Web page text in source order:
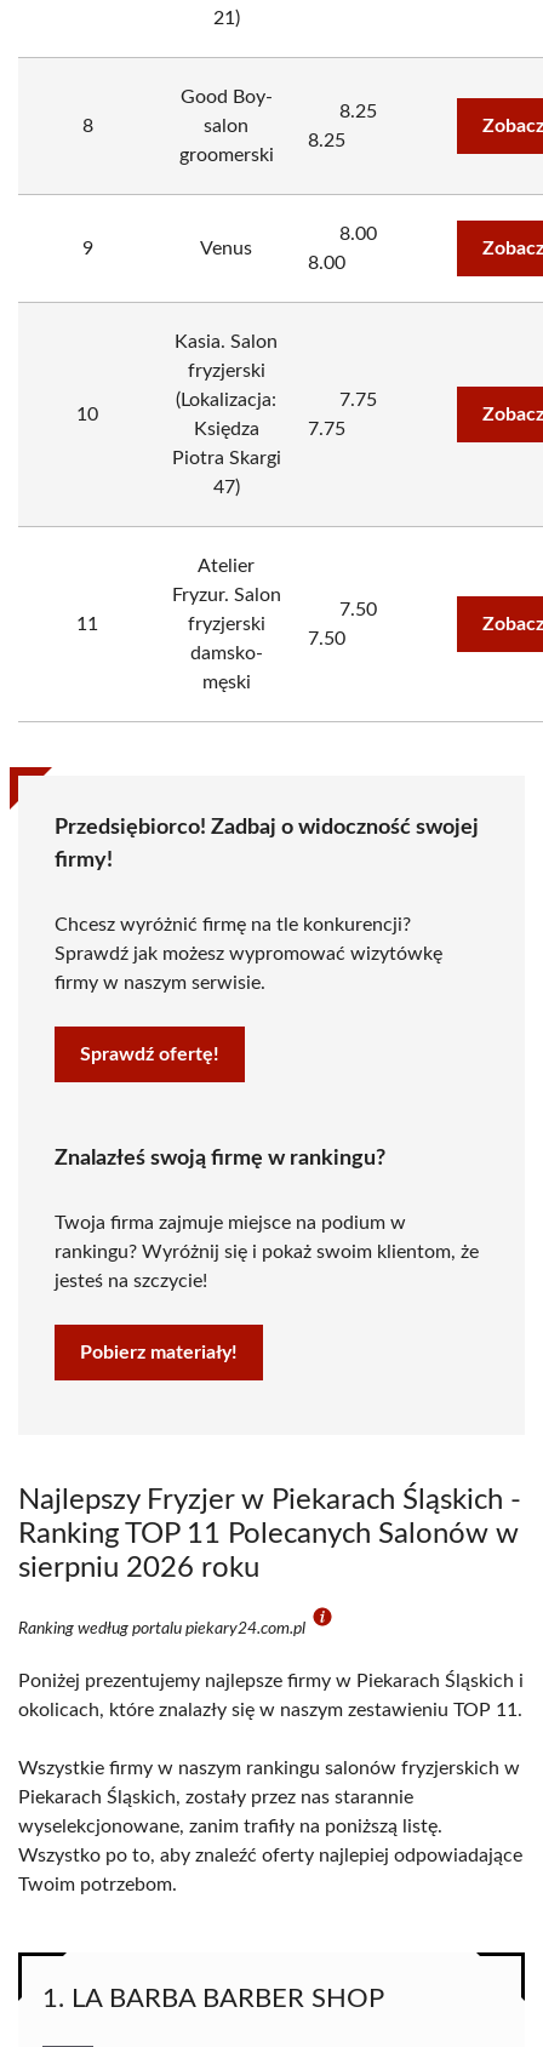
21)
8
Good Boy-
salon
groomerski
8.25
8.25
9 Venus
8.00
8.00
10
Kasia. Salon
fryzjerski
(Lokalizacja:
Księdza
Piotra Skargi
47)
7.75
7.75
11
Atelier
Fryzur. Salon
fryzjerski
damsko-
męski
7.50
7.50
Przedsiębiorco! Zadbaj o widoczność swojej
firmy!
Chcesz wyróżnić firmę na tle konkurencji?
Sprawdź jak możesz wypromować wizytówkę
firmy w naszym serwisie.
Sprawdź ofertę!
Znalazłeś swoją firmę w rankingu?
Twoja firma zajmuje miejsce na podium w
rankingu? Wyróżnij się i pokaż swoim klientom, że
jesteś na szczycie!
Pobierz materiały!
Najlepszy Fryzjer w Piekarach Śląskich -
Ranking TOP 11 Polecanych Salonów w
sierpniu 2026 roku
Ranking według portalu piekary24.com.pl
Poniżej prezentujemy najlepsze firmy w Piekarach Śląskich i
okolicach, które znalazły się w naszym zestawieniu TOP 11.
Wszystkie firmy w naszym rankingu salonów fryzjerskich w
Piekarach Śląskich, zostały przez nas starannie
wyselekcjonowane, zanim trafiły na poniższą listę.
Wszystko po to, aby znaleźć oferty najlepiej odpowiadające
Twoim potrzebom.
1. LA BARBA BARBER SHOP